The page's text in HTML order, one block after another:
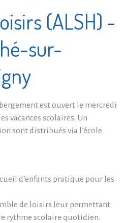
(ALSH) -
sur-
est ouvert le mercredi
vacances scolaires. Un
sont distribués via l’école
d’enfants pratique pour les
de loisirs leur permettant
rythme scolaire quotidien.